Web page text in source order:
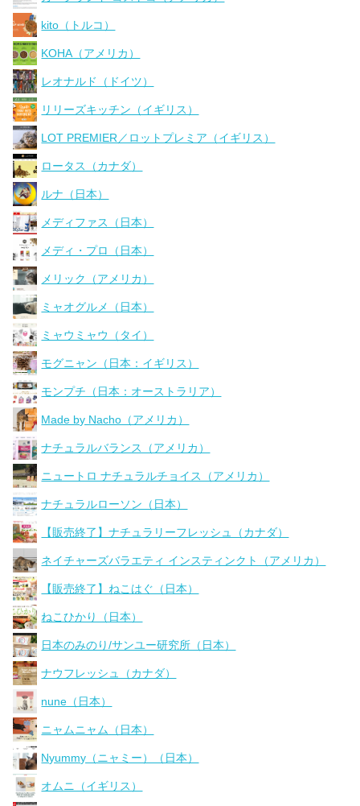
kito（トルコ）
KOHA（アメリカ）
レオナルド（ドイツ）
リリーズキッチン（イギリス）
LOT PREMIER／ロットプレミア（イギリス）
ロータス（カナダ）
ルナ（日本）
メディファス（日本）
メディ・プロ（日本）
メリック（アメリカ）
ミャオグルメ（日本）
ミャウミャウ（タイ）
モグニャン（日本：イギリス）
モンプチ（日本：オーストラリア）
Made by Nacho（アメリカ）
ナチュラルバランス（アメリカ）
ニュートロ ナチュラルチョイス（アメリカ）
ナチュラルローソン（日本）
【販売終了】ナチュラリーフレッシュ（カナダ）
ネイチャーズバラエティ インスティンクト（アメリカ）
【販売終了】ねこはぐ（日本）
ねこひかり（日本）
日本のみのり/サンユー研究所（日本）
ナウフレッシュ（カナダ）
nune（日本）
ニャムニャム（日本）
Nyummy（ニャミー）（日本）
オムニ（イギリス）